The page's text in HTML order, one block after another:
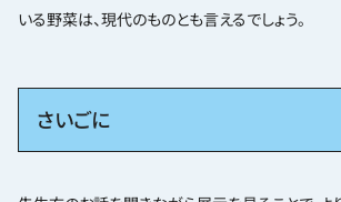
いる野菜は、現代のものとも言えるでしょう。
さいごに